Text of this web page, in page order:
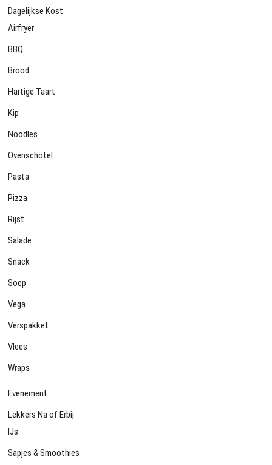
Dagelijkse Kost
Airfryer
BBQ
Brood
Hartige Taart
Kip
Noodles
Ovenschotel
Pasta
Pizza
Rijst
Salade
Snack
Soep
Vega
Verspakket
Vlees
Wraps
Evenement
Lekkers Na of Erbij
IJs
Sapjes & Smoothies